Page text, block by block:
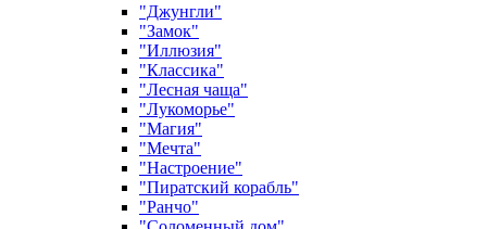
"Джунгли"
"Замок"
"Иллюзия"
"Классика"
"Лесная чаща"
"Лукоморье"
"Магия"
"Мечта"
"Настроение"
"Пиратский корабль"
"Ранчо"